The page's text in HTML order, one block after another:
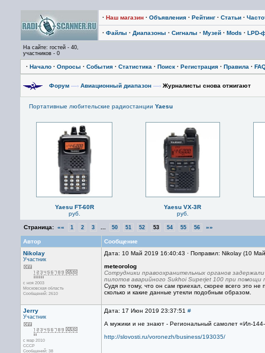
· Наш магазин · Объявления · Рейтинг · Статьи ·
· Файлы · Диапазоны · Сигналы · Музей · Mods · LPD-
На сайте: гостей - 40,
участников - 0
· Начало · Опросы · События · Статистика · Поиск · Регистрация · Правила ·
Форум —› Авиационный диапазон —› Журналисты снова отжигают
Портативные любительские радиостанции Yaesu
Yaesu FT-60R
руб.
Yaesu VX-3R
руб.
Страница: «« 1 2 3 50 51 52 53 54 55 56 »»
Автор
Сообщение
Nikolay
Участник
с ноя 2003
Московская область
Сообщений: 2610
Дата: 10 Май 2019 16:40:43 · Поправил: Nikolay (10
meteorolog
Сотрудники правоохранительных органов
пилотов аварийного Sukhoi Superjet 100 при
Судя по тому, что он сам приехал, скорее всего это
сколько и какие данные утекли подобным образом.
Jerry
Участник
с мар 2010
CCCP
Сообщений: 38
Дата: 17 Июн 2019 23:37:51 #
А мужики и не знают - Региональный самолет «Ил-
http://slovosti.ru/voronezh/business/193035/